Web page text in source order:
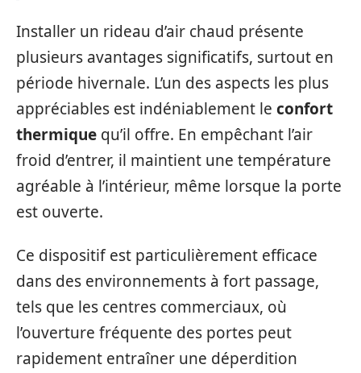
Installer un rideau d’air chaud présente
plusieurs avantages significatifs, surtout en
période hivernale. L’un des aspects les plus
appréciables est indéniablement le confort
thermique qu’il offre. En empêchant l’air
froid d’entrer, il maintient une température
agréable à l’intérieur, même lorsque la porte
est ouverte.
Ce dispositif est particulièrement efficace
dans des environnements à fort passage,
tels que les centres commerciaux, où
l’ouverture fréquente des portes peut
rapidement entraîner une déperdition